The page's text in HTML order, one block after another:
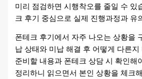
미리 점검하면 시행착오를 줄일 수 있
크 후기 중심으로 실제 진행과정과 유
폰테크 후기에서 자주 나오는 상황을
납 상태와 미납 해결 후 어떻게 다른지
준비할 내용과 폰테크 상담 시 확인해
정리하니 읽으면서 본인 상황을 체크